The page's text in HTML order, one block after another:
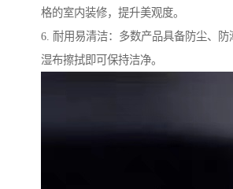
格的室内装修，提升美观度。
6. 耐用易清洁：多数产品具备防尘、防
湿布擦拭即可保持洁净。